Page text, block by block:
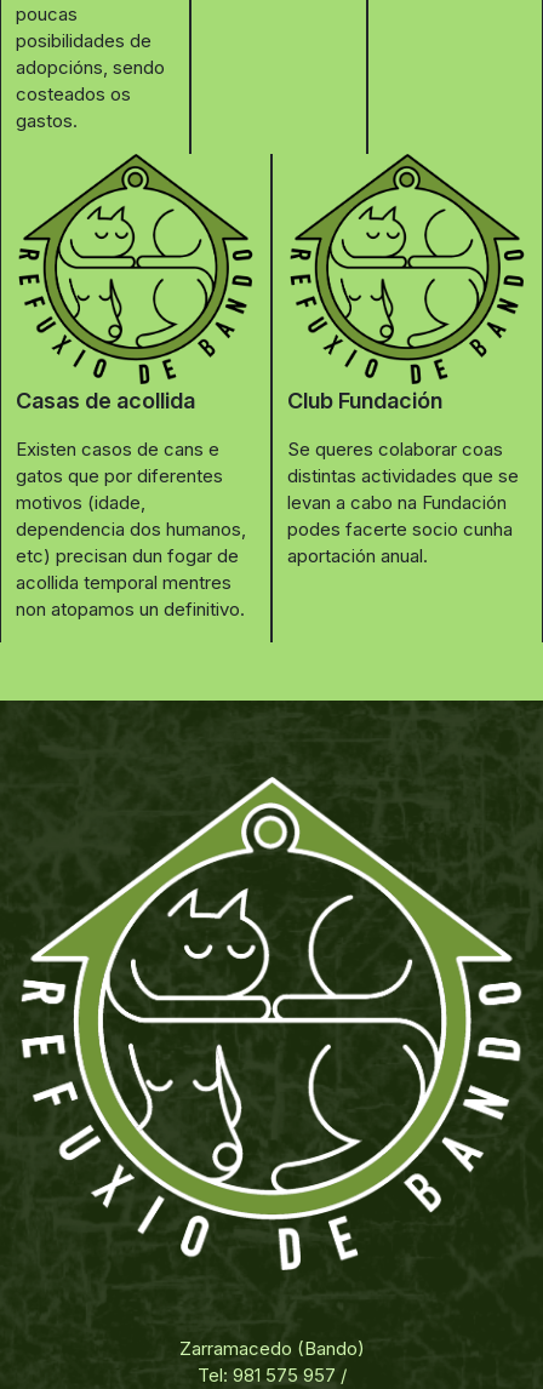
poucas
posibilidades de
adopcións, sendo
costeados os
gastos.
Casas de acollida
Existen casos de cans e
gatos que por diferentes
motivos (idade,
dependencia dos humanos,
etc) precisan dun fogar de
acollida temporal mentres
non atopamos un definitivo.
Club Fundación
Se queres colaborar coas
distintas actividades que se
levan a cabo na Fundación
podes facerte socio cunha
aportación anual.
Zarramacedo (Bando)
Tel: 981 575 957 /